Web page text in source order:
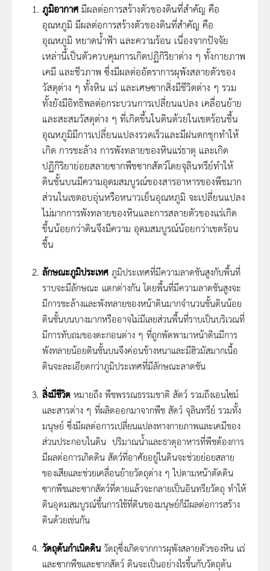
ภูมิอากาศมีผลต่อการสร้างตัวของดินที่สำคัญ คือ
อุณหภูมิ มีผลต่อการสร้างตัวของดินที่สำคัญ คือ
อุณหภูมิ หยาดน้ำฟ้า และความร้อน เนื่องจากปัจจัย
เหล่านี้เป็นตัวควบคุมการเกิดปฏิกิริยาต่าง ๆ ทั้งกายภาพ
เคมี และชีวภาพ ซึ่งมีผลต่ออัตราการผุพังสลายตัวของ
วัสดุต่าง ๆ ทั้งหิน แร่ และเศษซากสิ่งมีชีวิตต่าง ๆ รวม
ทั้งยังมีอิทธิพลต่อกระบวนการเปลี่ยนแปลง เคลื่อนย้าย
และสะสมวัสดุต่าง ๆ ที่เกิดขึ้นในดินด้วยในเขตร้อนชื้น
อุณหภูมิมีการเปลี่ยนแปลงรวดเร็วและมีฝนตกชุกทำให้
เกิด การชะล้าง การพังทลายของหินแร่ธาตุ และเกิด
ปฏิกิริยาย่อยสลายซากพืชซากสัตว์โดยจุลินทรีย์ทำให้
ดินชั้นบนมีความอุดมสมบูรณ์ของสารอาหารของพืชมาก
ส่วนในเขตอบอุ่นหรือหนาวเย็นอุณหภูมิ จะเปลี่ยนแปลง
ไม่มากการพังทลายของหินและการสลายตัวของแร่เกิด
ขึ้นน้อยกว่าดินจึงมีความ อุดมสมบูรณ์น้อยกว่าเขตร้อน
ชื้น
ลักษณะภูมิประเทศ ภูมิประเทศที่มีความลาดชันสูงกับพื้นที่
ราบจะมีลักษณะ แตกต่างกัน โดยพื้นที่มีความลาดชันสูงจะ
มีการชะล้างและพังทลายของหน้าดินมากจำนวนชั้นดินน้อย
ดินชั้นบนบางมากหรืออาจไม่มีเลยส่วนพื้นที่ราบเป็นบริเวณที่
มีการทับถมของตะกอนต่าง ๆ ที่ถูกพัดพามาหน้าดินมีการ
พังทลายน้อยดินชั้นบนจึงค่อนข้างหนาและมีฮิวมัสมากเนื้อ
ดินจะละเอียดกว่าภูมิประเทศที่มีลักษณะลาดชัน
สิ่งมีชีวิต หมายถึง พืชพรรณธรรมชาติ สัตว์ รวมถึงเอนไซม์
และสารต่าง ๆ ที่ผลิตออกมาจากพืช สัตว์ จุลินทรีย์ รวมทั้ง
มนุษย์ ซึ่งมีผลต่อการเปลี่ยนแปลงทางกายภาพและเคมีของ
ส่วนประกอบในดิน ปริมาณน้ำและธาตุอาหารที่พืชต้องการ
มีผลต่อการเกิดดิน สัตว์ที่อาศัยอยู่ในดินจะช่วยย่อยสลาย
ของเสียและช่วยเคลื่อนย้ายวัตถุต่าง ๆ ไปตามหน้าตัดดิน
ซากพืชและซากสัตว์ที่ตายแล้วจะกลายเป็นอินทรียวัตถุ ทำให้
ดินอุดมสมบูรณ์ขึ้นการใช้ที่ดินของมนุษย์ก็มีผลต่อการสร้าง
ดินด้วยเช่นกัน
วัตถุต้นกำเนิดดินวัตถุซึ่งเกิดจากการผุพังสลายตัวของหิน แร่
และซากพืชและซากสัตว์ ดินจะเป็นอย่างไรขึ้นกับวัตถุต้น